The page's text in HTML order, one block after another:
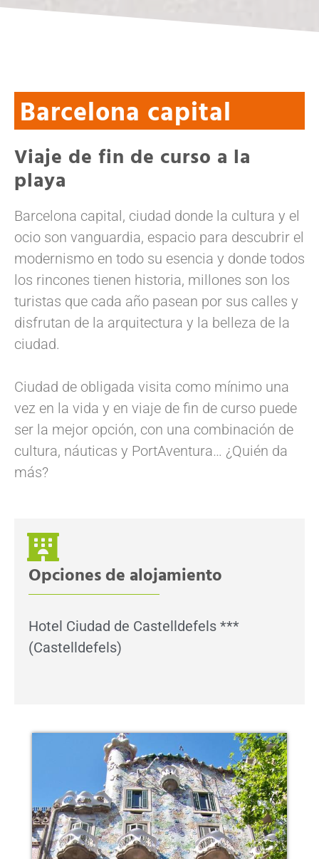
Barcelona capital
Viaje de fin de curso a la
playa
Barcelona capital, ciudad donde la cultura y el
ocio son vanguardia, espacio para descubrir el
modernismo en todo su esencia y donde todos
los rincones tienen historia, millones son los
turistas que cada año pasean por sus calles y
disfrutan de la arquitectura y la belleza de la
ciudad.
Ciudad de obligada visita como mínimo una
vez en la vida y en viaje de fin de curso puede
ser la mejor opción, con una combinación de
cultura, náuticas y PortAventura… ¿Quién da
más?
Opciones de alojamiento
Hotel Ciudad de Castelldefels ***
(Castelldefels)